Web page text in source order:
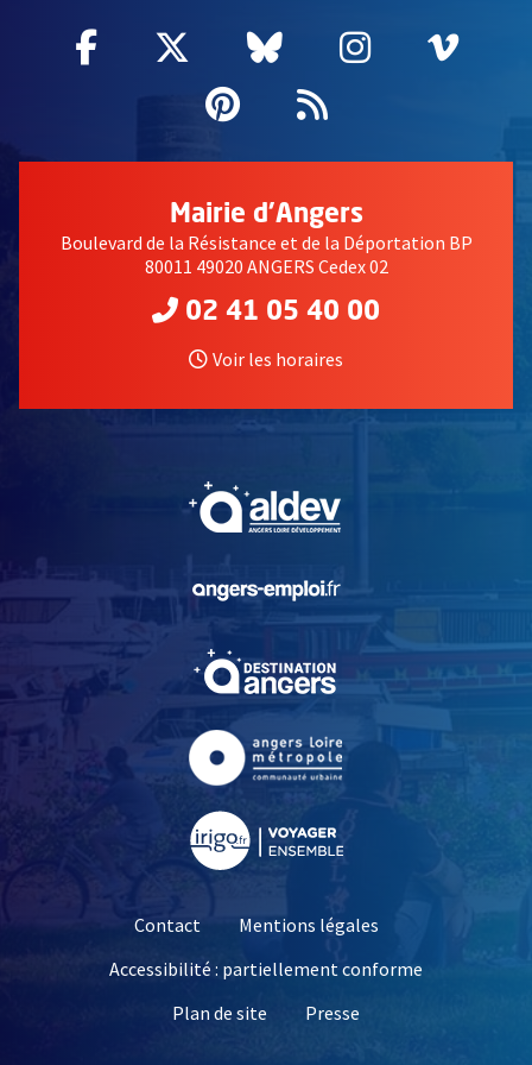
Facebook
, Ouvre une nouvelle fenêtre
Twitter
, Ouvre une nouvelle
Bluesky
, Ouvre une
Instagram
, Ouvre
,
Pinterest
, Ouvre une
Flux RSS
Mairie d'Angers
Boulevard de la Résistance et de la Déportation BP
80011 49020 ANGERS Cedex 02
02 41 05 40 00
Voir les horaires
, Ouvre une nouvelle
, Ouvre une nouvelle
Contact
Mentions légales
Accessibilité : partiellement conforme
Plan de site
Presse